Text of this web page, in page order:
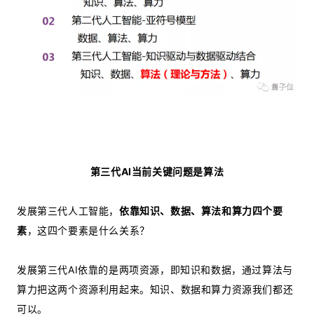
第三代AI当前关键问题是算法
发展第三代人工智能， 依靠知识、数据、算法和算力四个要
素，这四个要素是什么关系？
发展第三代AI依靠的是两项资源，即知识和数据，通过算法与
算力把这两个资源利用起来。知识、数据和算力资源我们都还
可以。